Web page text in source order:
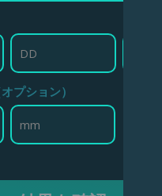
プション）